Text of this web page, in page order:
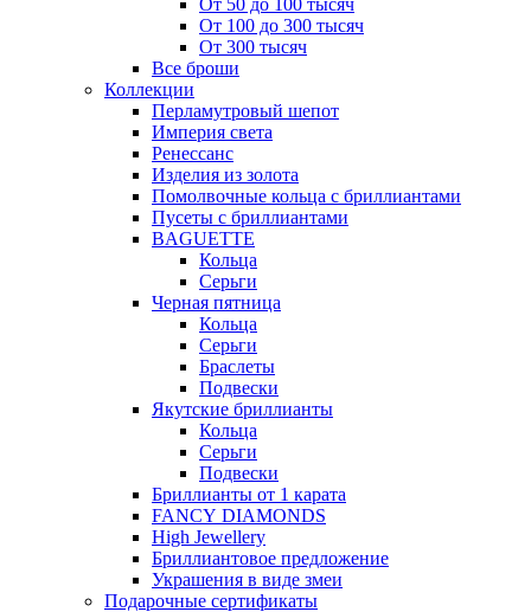
От 50 до 100 тысяч
От 100 до 300 тысяч
От 300 тысяч
Все броши
Коллекции
Перламутровый шепот
Империя света
Ренессанс
Изделия из золота
Помолвочные кольца с бриллиантами
Пусеты с бриллиантами
BAGUETTE
Кольца
Серьги
Черная пятница
Кольца
Серьги
Браслеты
Подвески
Якутские бриллианты
Кольца
Серьги
Подвески
Бриллианты от 1 карата
FANCY DIAMONDS
High Jewellery
Бриллиантовое предложение
Украшения в виде змеи
Подарочные сертификаты